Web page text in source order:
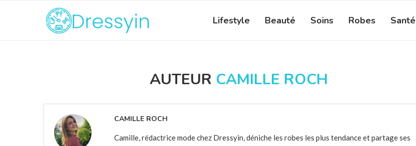
Lifestyle Beauté Soins Robes Santé
AUTEUR CAMILLE ROCH
CAMILLE ROCH
Camille, rédactrice mode chez Dressyin, déniche les robes les plus tendance et partage ses